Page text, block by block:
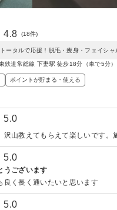
4.8
(18件)
ータルで応援！脱毛・痩身・フェイシ
鉄道常総線 下妻駅 徒歩18分（車で5分）
ポイントが貯まる・使える
5.0
5.0
うございます
良く長く通いたいと思います
5.0